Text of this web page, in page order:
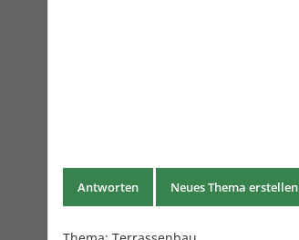
Antworten Neues Thema erstellen